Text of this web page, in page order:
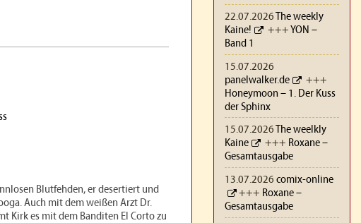
Blutfehden, er desertiert und
Auch mit dem weißen Arzt Dr.
Kirk es mit dem Banditen El Corto zu
22.07.2026
The weekly
Kaine!
+++YON –
Band 1
15.07.2026
panelwalker.de
+++
Honeymoon – 1. Der Kuss
der Sphinx
15.07.2026 The weelkly
Kaine
+++ Roxane –
Gesamtausgabe
13.07.2026 comix-online
+++ Roxane –
Gesamtausgabe